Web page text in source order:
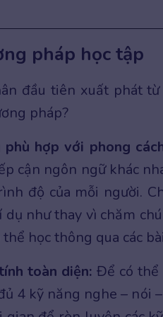
pháp học tập
đầu tiên xuất phát
pháp?
phù hợp với phong
cận ngôn ngữ khác
độ của mỗi người.
dụ như thay vì chăm
thể học thông qua các
toàn diện: Để có thể
4 kỹ năng nghe – nói